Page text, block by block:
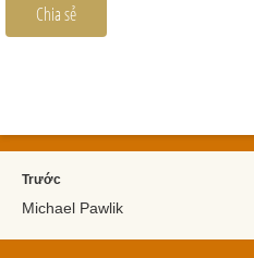
Chia sẻ
Trước
Michael Pawlik